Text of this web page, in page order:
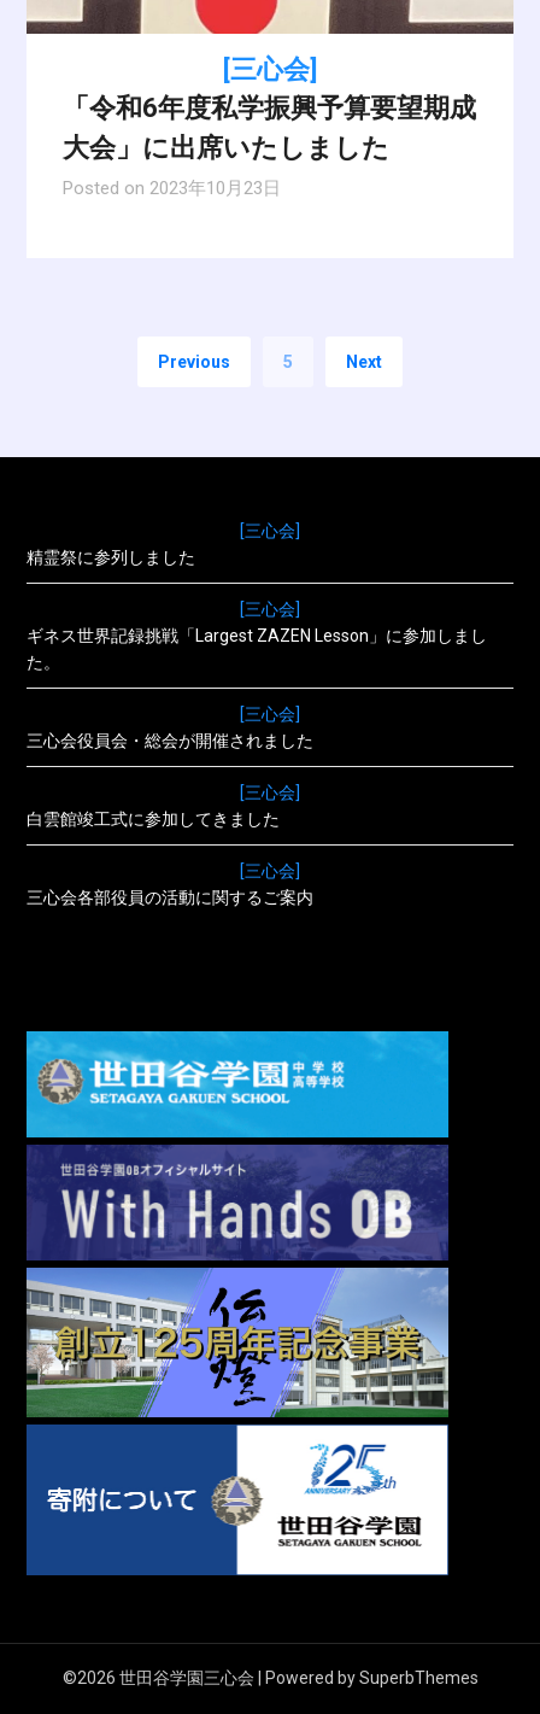
[三心会]
「令和6年度私学振興予算要望期成
大会」に出席いたしました
Posted on 2023年10月23日
Previous 5 Next
[三心会]
精霊祭に参列しました
[三心会]
ギネス世界記録挑戦「Largest ZAZEN Lesson」に参加しまし
た。
[三心会]
三心会役員会・総会が開催されました
[三心会]
白雲館竣工式に参加してきました
[三心会]
三心会各部役員の活動に関するご案内
©2026 世田谷学園三心会 | Powered bySuperbThemes